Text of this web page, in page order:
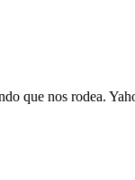
que nos rodea.